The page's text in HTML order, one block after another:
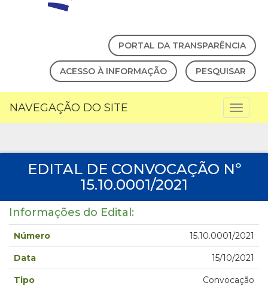
PORTAL DA TRANSPARÊNCIA
ACESSO À INFORMAÇÃO PESQUISAR
NAVEGAÇÃO DO SITE
EDITAL DE CONVOCAÇÃO Nº
15.10.0001/2021
Informações do Edital:
Número 15.10.0001/2021
Data 15/10/2021
Tipo Convocação